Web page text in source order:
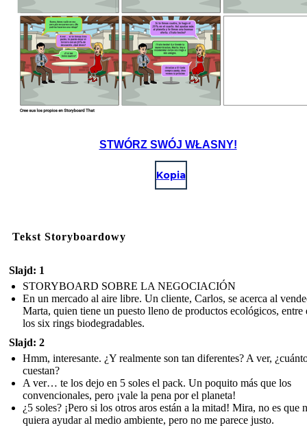
STWÓRZ SWÓJ WŁASNY!
Kopia
Tekst Storyboardowy
Slajd: 1
STORYBOARD SOBRE LA NEGOCIACIÓN
En un mercado al aire libre. Un cliente, Carlos, se acerca al
Marta, quien tiene un puesto lleno de productos ecológicos, entre
los six rings biodegradables.
Slajd: 2
Hmm, interesante. ¿Y realmente son tan diferentes? A ver,
cuestan?
A ver… te los dejo en 5 soles el pack. Un poquito más que los
convencionales, pero ¡vale la pena por el planeta!
¿5 soles? ¡Pero si los otros aros están a la mitad! Mira, no es que
quiera ayudar al medio ambiente, pero no me parece justo.